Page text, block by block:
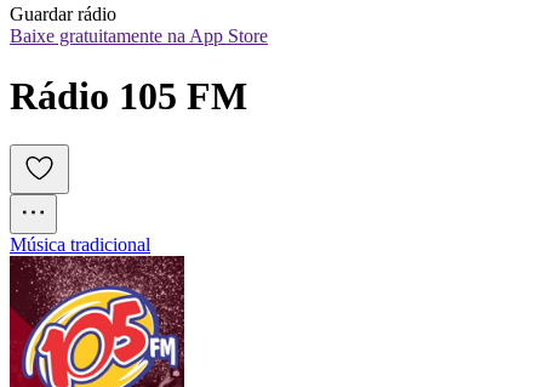
Guardar rádio
Baixe gratuitamente na App Store
Rádio 105 FM
Música tradicional